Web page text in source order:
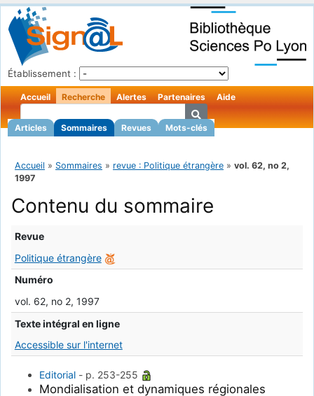
Établissement :
Accueil Recherche
Articles Sommaires Revues Mots-clés
Alertes Partenaires Aide
Accueil » Sommaires » revue : Politique étrangère » vol. 62, no 2,
1997
Contenu du sommaire
Revue
Politique étrangère
Numéro
vol. 62, no 2, 1997
Texte intégral en ligne
Accessible sur l'internet
Editorial - p. 253-255
Mondialisation et dynamiques régionales